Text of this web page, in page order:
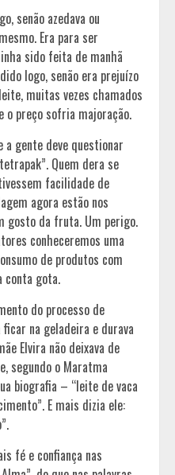
senão azedava ou
Era para ser
sido feita de manhã
logo, senão era prejuízo
muitas vezes chamados
o preço sofria majoração.
a gente deve questionar
Quem dera se
facilidade de
agora estão nos
gosto da fruta. Um perigo.
conheceremos uma
de produtos com
conta gota.
do processo de
na geladeira e durava
Elvira não deixava de
segundo o Maratma
biografia – “leite de vaca
E mais dizia ele:
fé e confiança nas